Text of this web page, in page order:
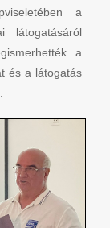
a
látogatásáról
a
és a látogatás